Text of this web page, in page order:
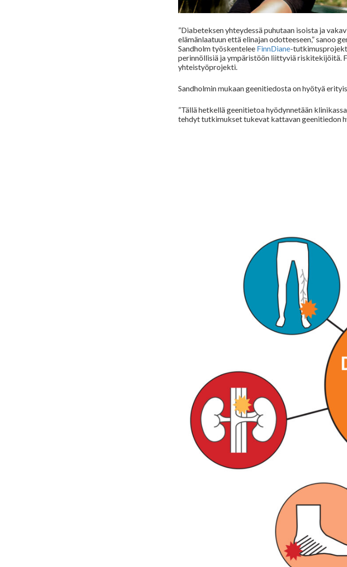
”Diabeteksen yhteydessä puhutaan isoista ja
elämänlaatuun että elinajan odotteeseen,” sanoo
Sandholm työskentelee FinnDiane-
perinnöllisiä ja ympäristöön liittyviä riskitekijöitä.
yhteistyöprojekti.
Sandholmin mukaan geenitiedosta on hyötyä
”Tällä hetkellä geenitietoa hyödynnetään
tehdyt tutkimukset tukevat kattavan geenitiedon